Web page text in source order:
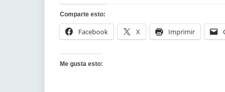
Comparte esto:
Facebook X Imprimir
Me gusta esto: